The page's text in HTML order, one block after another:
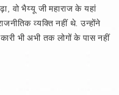
वो भैय्यू जी महाराज के यहां
व्यक्ति नहीं थे. उन्होंने
भी अभी तक लोगों के पास नहीं